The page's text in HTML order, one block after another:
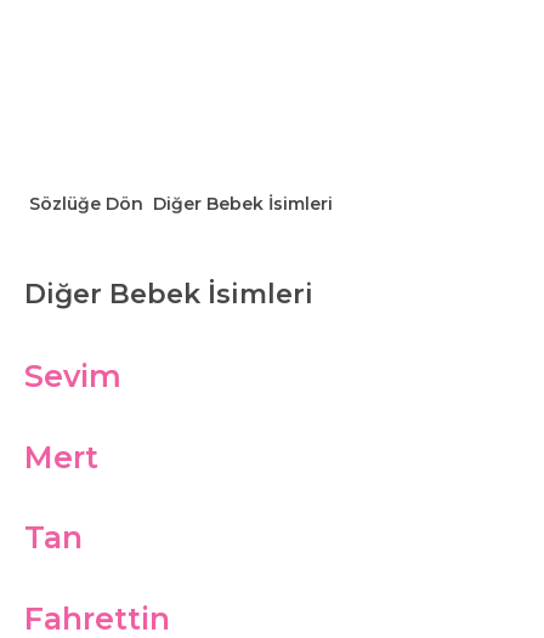
Sözlüğe Dön Diğer Bebek İsimleri
Diğer Bebek İsimleri
Sevim
Mert
Tan
Fahrettin